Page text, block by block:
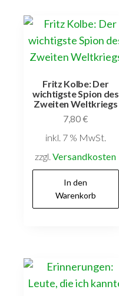
Fritz Kolbe: Der
wichtigste Spion des
Zweiten Weltkriegs
7,80€
inkl. 7 % MwSt.
zzgl.Versandkosten
In den
Warenkorb